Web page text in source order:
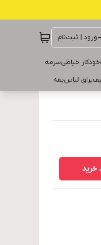
ورود | ثبت‌نام
خودکار خیاطیسرمه
یراق لباسیقه
خرید